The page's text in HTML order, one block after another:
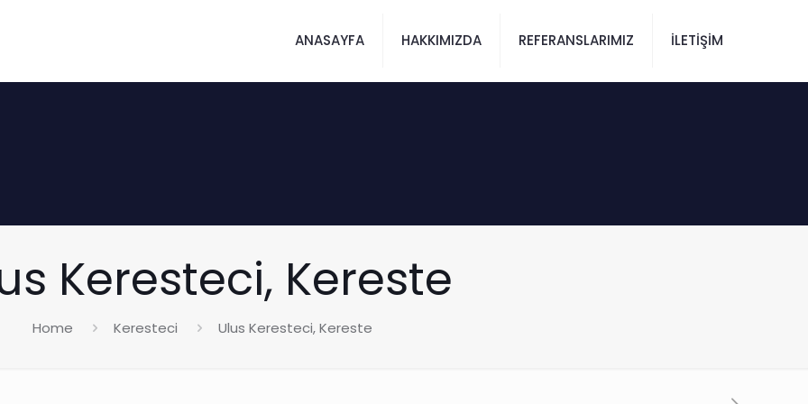
ANASAYFA HAKKIMIZDA REFERANSLARIMIZ İLETİŞİM
Keresteci, Kereste
Home Keresteci Ulus Keresteci, Kereste